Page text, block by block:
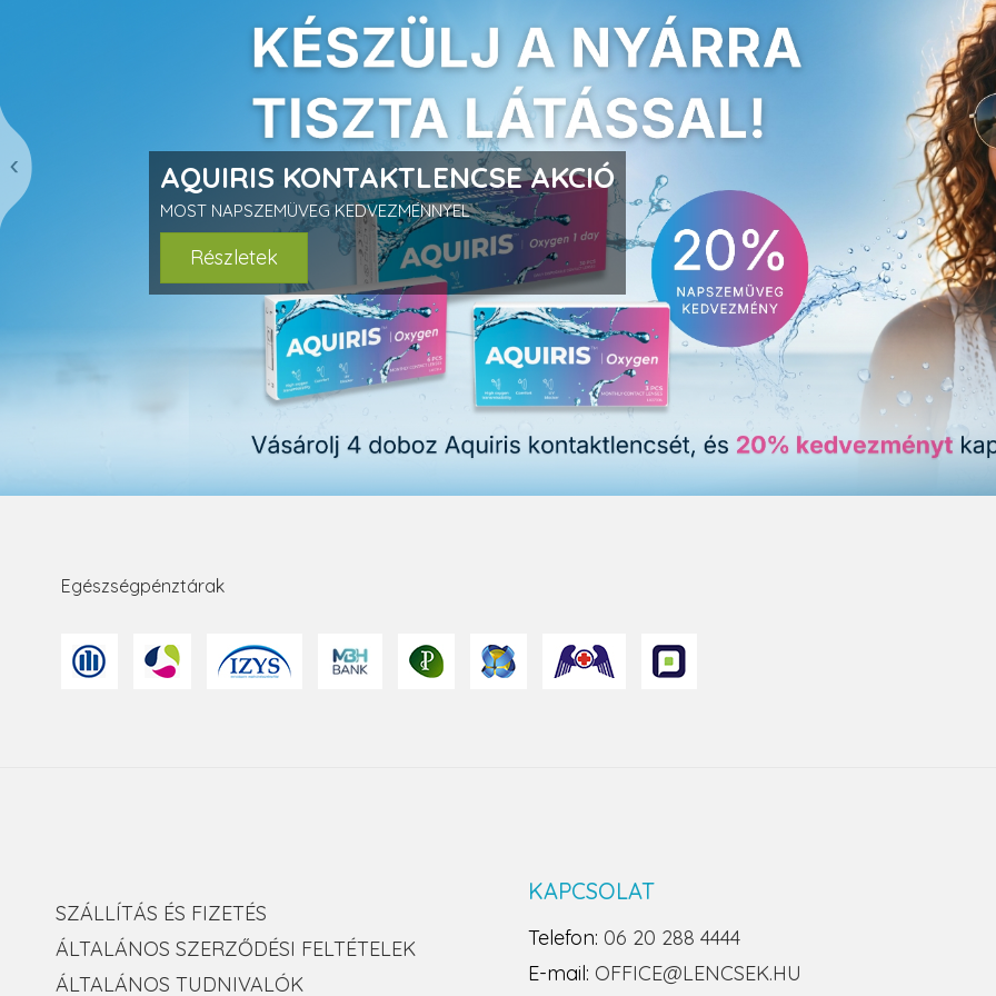
AQUIRIS KONTAKTLENCSE AKCIÓ
MOST NAPSZEMÜVEG KEDVEZMÉNNYEL
Részletek
prev
Egészségpénztárak
SZÁLLÍTÁS ÉS FIZETÉS
ÁLTALÁNOS SZERZŐDÉSI FELTÉTELEK
ÁLTALÁNOS TUDNIVALÓK
KAPCSOLAT
Telefon: 06 20 288 4444
E-mail: OFFICE@LENCSEK.HU